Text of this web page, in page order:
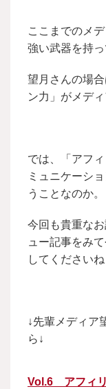
ここまでのメ
強い武器を持
望月さんの場
ン力」がメデ
では、「アフ
ミュニケーシ
うことなのか。
今回も貴重な
ュー記事をみ
してくださいね
↓先輩メディア
ら↓
Vol.6 アフィリ